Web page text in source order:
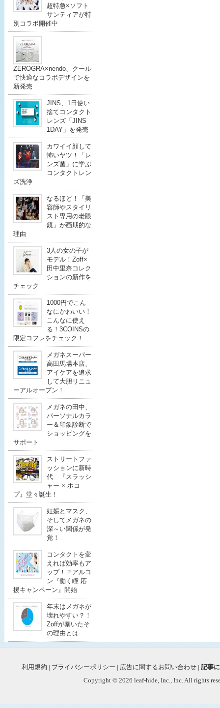
超特急×ソフト
サンティアが特
別コラボ開催中
ZEROGRA×nendo、クール
で快適なコラボデザインを
新発売
JINS、1日使い
捨てコンタクト
レンズ「JINS
1DAY」を発売
カワイイ顔して
怖いヤツ！「レ
ンズ菌」に学ぶ
コンタクトレン
ズ洗浄
なるほど！「美
容師やスタイリ
スト専用の老眼
鏡」が画期的な
理由
3人の女の子が
モデル！Zoff×
田中里奈コレク
ションの新作を
チェック
1000円でこん
なにかわいい！
こんなに使え
る！3COINSの
限定コフレをチェック！
メガネスーパー
高田馬場本店、
アイケアを追求
して大胆リニュ
ーアルオープン！
メガネの田中、
パーソナルカラ
ー＆印象診断で
ショッピングを
サポート
ストリートファ
ッションに新時
代 『スラッシ
ャー × ポコ
プ』堂々誕生！
妊娠とマスク、
そしてメガネの
深～い関係が発
覚！
コンタクトを変
えれば効率もア
ップ！？アルコ
ン『働く瞳 応
援キャンペーン』開始
年末はメガネが
壊れやすい？！
Zoffが暴いたそ
の理由とは
利用規約 | プライバシーポリシー | 広告に関するお問い合わせ | 記事
Copyright © 2026 leaf-hide, Inc., Inc. All rights